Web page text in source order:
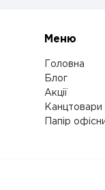
Меню
Головна
Блог
Акції
Канцтовари
Папір